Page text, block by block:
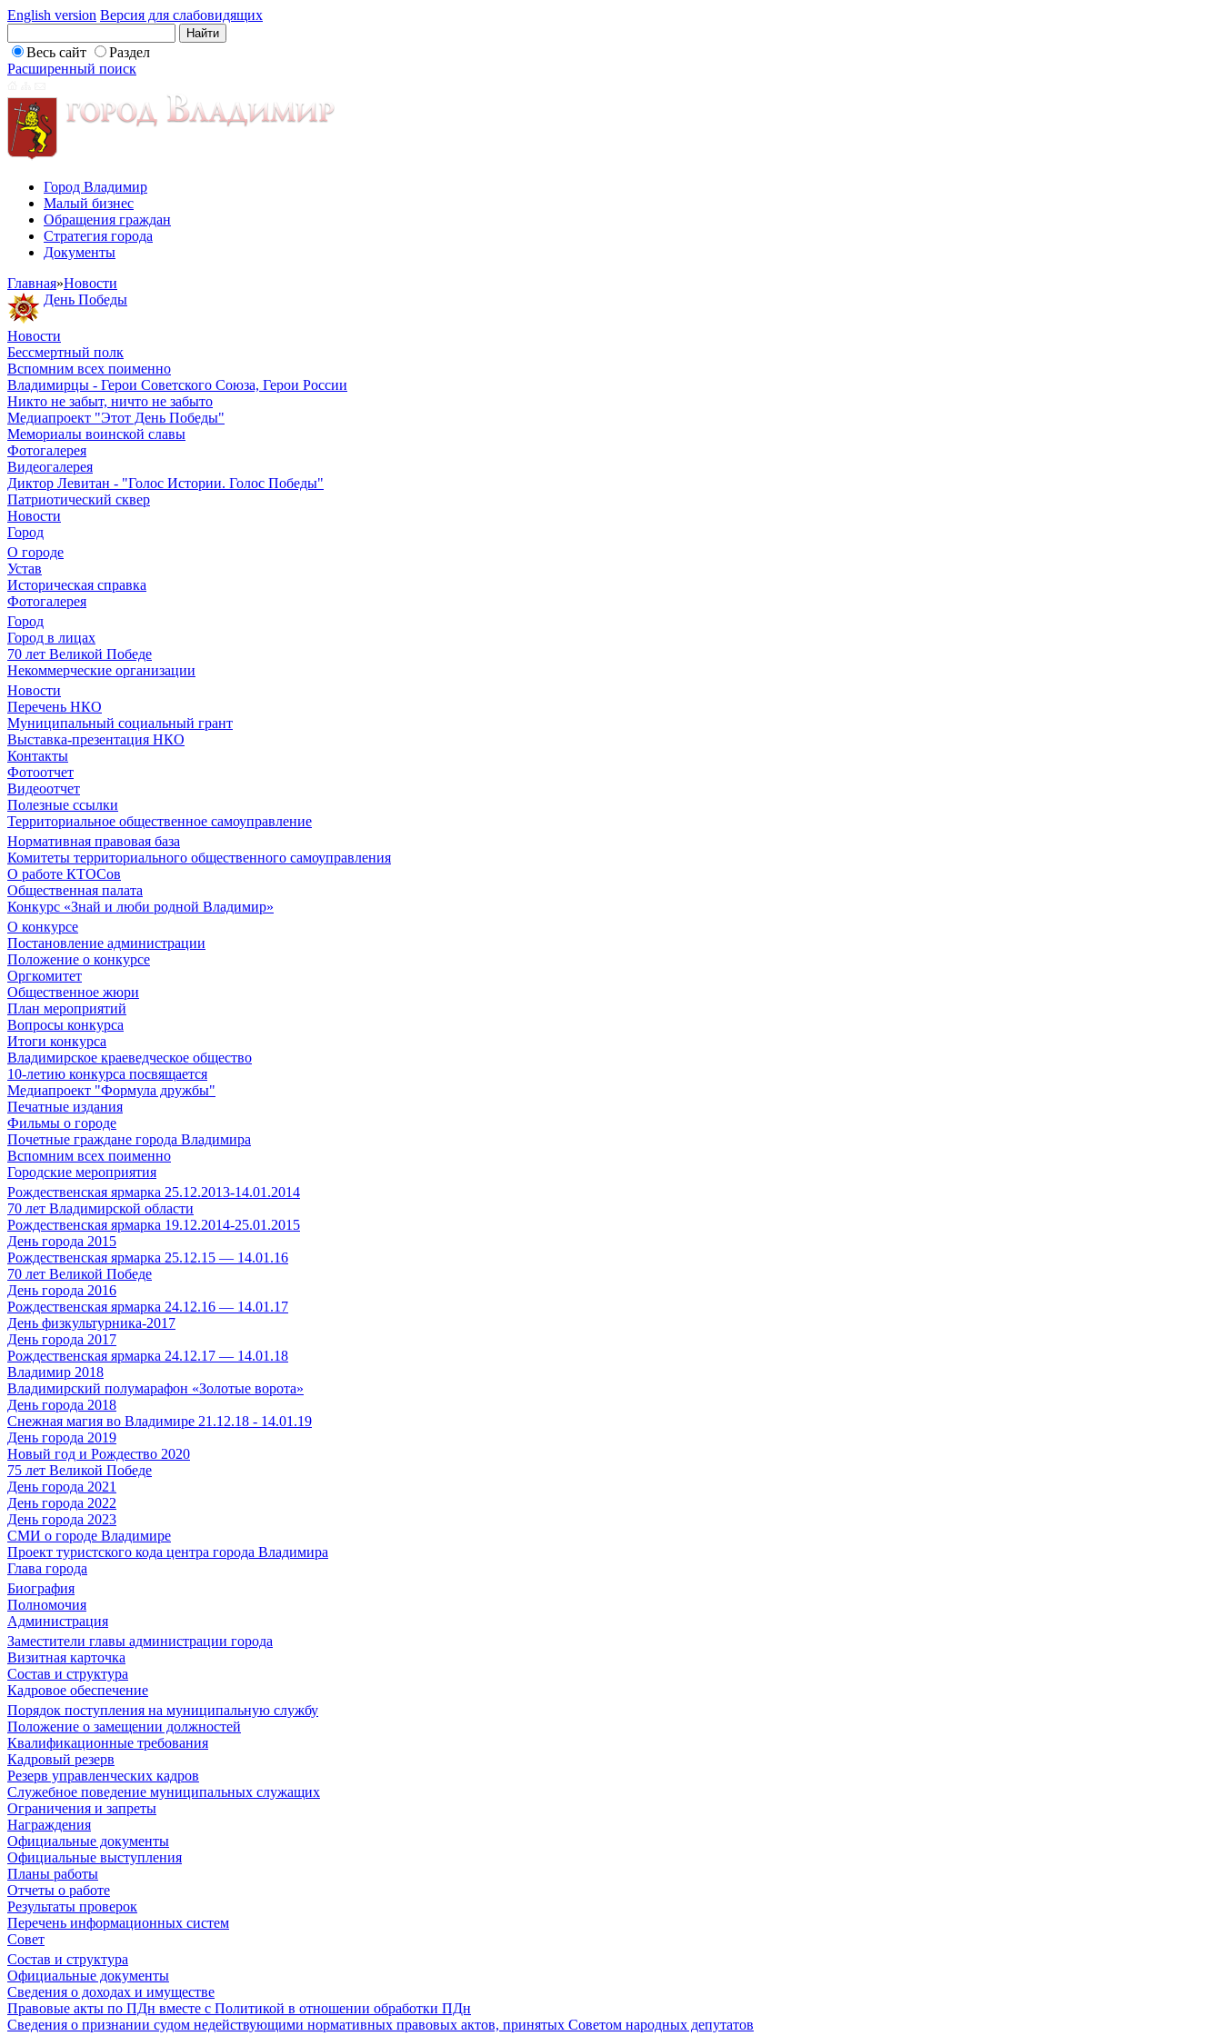
English version Версия для слабовидящих
Весь сайт
Раздел
Расширенный поиск
Город Владимир
Малый бизнес
Обращения граждан
Стратегия города
Документы
Главная»Новости
День Победы
Новости
Бессмертный полк
Вспомним всех поименно
Владимирцы - Герои Советского Союза, Герои России
Никто не забыт, ничто не забыто
Медиапроект "Этот День Победы"
Мемориалы воинской славы
Фотогалерея
Видеогалерея
Диктор Левитан - "Голос Истории. Голос Победы"
Патриотический сквер
Новости
Город
О городе
Устав
Историческая справка
Фотогалерея
Город
Город в лицах
70 лет Великой Победе
Некоммерческие организации
Новости
Перечень НКО
Муниципальный социальный грант
Выставка-презентация НКО
Контакты
Фотоотчет
Видеоотчет
Полезные ссылки
Территориальное общественное самоуправление
Нормативная правовая база
Комитеты территориального общественного самоуправления
О работе КТОСов
Общественная палата
Конкурс «Знай и люби родной Владимир»
О конкурсе
Постановление администрации
Положение о конкурсе
Оргкомитет
Общественное жюри
План мероприятий
Вопросы конкурса
Итоги конкурса
Владимирское краеведческое общество
10-летию конкурса посвящается
Медиапроект "Формула дружбы"
Печатные издания
Фильмы о городе
Почетные граждане города Владимира
Вспомним всех поименно
Городские мероприятия
Рождественская ярмарка 25.12.2013-14.01.2014
70 лет Владимирской области
Рождественская ярмарка 19.12.2014-25.01.2015
День города 2015
Рождественская ярмарка 25.12.15 — 14.01.16
70 лет Великой Победе
День города 2016
Рождественская ярмарка 24.12.16 — 14.01.17
День физкультурника-2017
День города 2017
Рождественская ярмарка 24.12.17 — 14.01.18
Владимир 2018
Владимирский полумарафон «Золотые ворота»
День города 2018
Снежная магия во Владимире 21.12.18 - 14.01.19
День города 2019
Новый год и Рождество 2020
75 лет Великой Победе
День города 2021
День города 2022
День города 2023
СМИ о городе Владимире
Проект туристского кода центра города Владимира
Глава города
Биография
Полномочия
Администрация
Заместители главы администрации города
Визитная карточка
Состав и структура
Кадровое обеспечение
Порядок поступления на муниципальную службу
Положение о замещении должностей
Квалификационные требования
Кадровый резерв
Резерв управленческих кадров
Служебное поведение муниципальных служащих
Ограничения и запреты
Награждения
Официальные документы
Официальные выступления
Планы работы
Отчеты о работе
Результаты проверок
Перечень информационных систем
Совет
Состав и структура
Официальные документы
Сведения о доходах и имуществе
Правовые акты по ПДн вместе с Политикой в отношении обработки ПДн
Сведения о признании судом недействующими нормативных правовых актов, принятых Советом народных депутатов